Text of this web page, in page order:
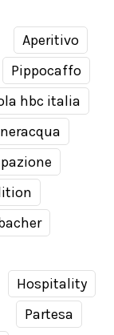
Aperitivo
Pippocaffo
hbc italia
Hospitality
Partesa